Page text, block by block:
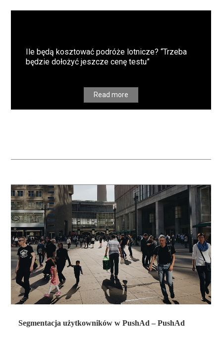
Ile będą kosztować podróże lotnicze? “Trzeba
będzie dołożyć jeszcze cenę testu”
Read more
Segmentacja użytkowników w PushAd – PushAd